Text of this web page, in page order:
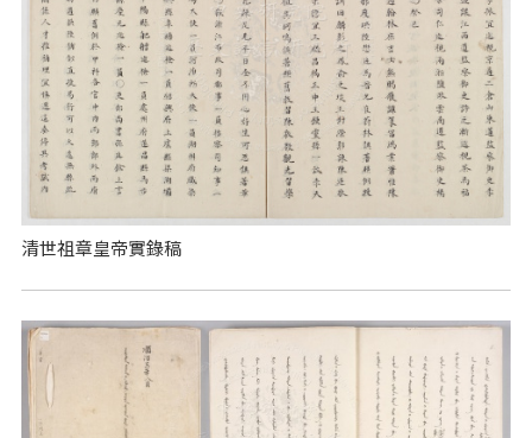
清世祖章皇帝實錄稿